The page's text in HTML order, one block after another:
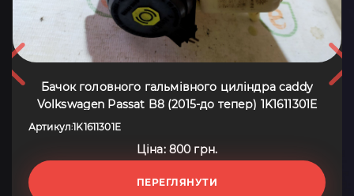
Бачок головного гальмівного циліндра caddy
Volkswagen Passat B8 (2015-до тепер) 1K1611301E
Артикул:1K1611301E
Ціна: 800 грн.
ПЕРЕГЛЯНУТИ